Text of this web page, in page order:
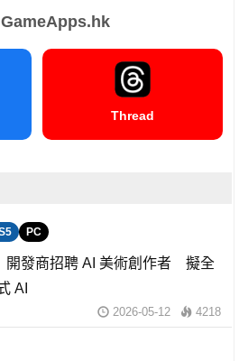
Thread
PC
開發商招聘 AI 美術創作者 擬全
AI
2026-05-12 4218